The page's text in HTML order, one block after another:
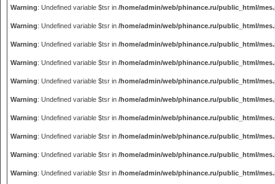
Warning: Undefined variable $tsr in /home/admin/web/phinance.ru/public_html/
Warning: Undefined variable $tsr in /home/admin/web/phinance.ru/public_html/
Warning: Undefined variable $tsr in /home/admin/web/phinance.ru/public_html/
Warning: Undefined variable $tsr in /home/admin/web/phinance.ru/public_html/
Warning: Undefined variable $tsr in /home/admin/web/phinance.ru/public_html/
Warning: Undefined variable $tsr in /home/admin/web/phinance.ru/public_html/
Warning: Undefined variable $tsr in /home/admin/web/phinance.ru/public_html/
Warning: Undefined variable $tsr in /home/admin/web/phinance.ru/public_html/
Warning: Undefined variable $tsr in /home/admin/web/phinance.ru/public_html/
Warning: Undefined variable $tsr in /home/admin/web/phinance.ru/public_html/